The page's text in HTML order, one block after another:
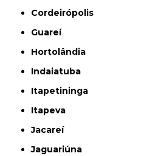
Cordeirópolis
Guareí
Hortolândia
Indaiatuba
Itapetininga
Itapeva
Jacareí
Jaguariúna